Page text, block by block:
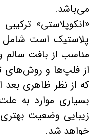
می‌باشد.
«انکوپلاستی»
پلاستیک است شامل
مناسب از بافت سالم
از فلپ‌ها و روش‌های
که از نظر ظاهری بعد
بسیاری موارد به
زیبایی وضعیت
خواهد شد.